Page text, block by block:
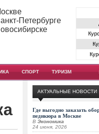
Петербурге
СПОРТ ТУРИЗМ
АКТУАЛЬНЫЕ НОВОСТИ
Где выгодно заказать
педикюра в Москве
В Экономика
24 июня, 2026